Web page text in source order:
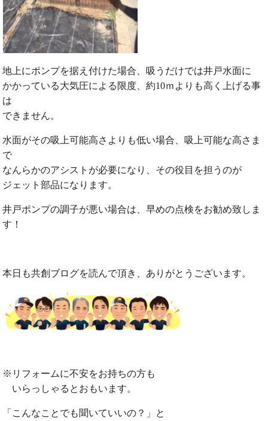
地上にポンプを据え付けた場合、吸うだけでは井戸水面に
かかっている大気圧による限度、約10ｍよりも高く上げる事
は
できません。
水面がその吸上可能高さよりも低い場合、吸上可能な高さま
で
なんらかのアシストが必要になり、その役目を担うのが
ジェット部品になります。
井戸ポンプの調子が悪い場合は、早めの点検をお勧め致しま
す！
本日も共創ブログを読んで頂き、ありがとうございます。
※リフォームに不安をお持ちの方も
いらっしゃるとおもいます。
「こんなことでも聞いていいの？」と